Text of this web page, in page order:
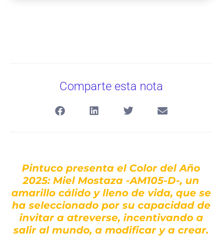
Comparte esta nota
Pintuco presenta el Color del Año
2025: Miel Mostaza -AM105-D-, un
amarillo cálido y lleno de vida, que se
ha seleccionado por su capacidad de
invitar a atreverse, incentivando a
salir al mundo, a modificar y a crear.